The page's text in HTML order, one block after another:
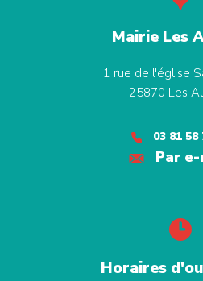
Mairie Les
1 rue de l'église
25870 Les
03 81 58
Par
Horaires